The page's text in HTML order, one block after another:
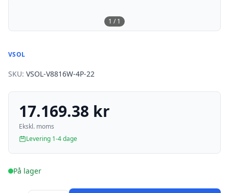
1 /1
VSOL
SKU: VSOL-V8816W-4P-22
17.169.38 kr
Ekskl. moms
Levering 1-4 dage
På lager